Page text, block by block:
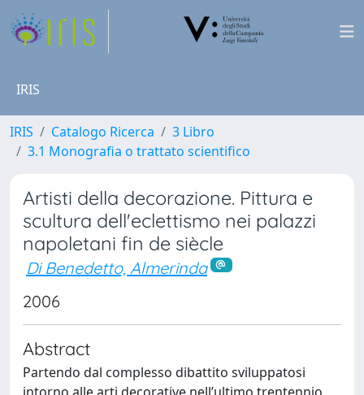
IRIS
IRIS Catalogo Ricerca
3 Libro
3.1 Monografia o trattato scientifico
Artisti della decorazione. Pittura e
scultura dell'eclettismo nei palazzi
napoletani fin de siècle
Di Benedetto, Almerinda
2006
Abstract
Partendo dal complesso dibattito sviluppatosi